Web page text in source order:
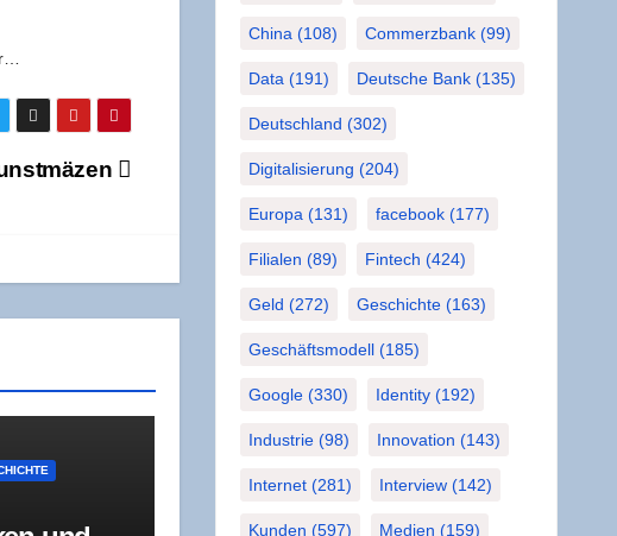
China (108) Commerzbank(99)
Data (191) Deutsche Bank(135)
Deutschland (302)
Digitalisierung (204)
Europa (131) facebook(177)
Filialen (89) Fintech (424)
Geld (272) Geschichte(163)
Geschäftsmodell(185)
Google(330) Identity(192)
Industrie(98) Innovation (143)
Internet(281) Interview(142)
Kunden (597) Medien (159)